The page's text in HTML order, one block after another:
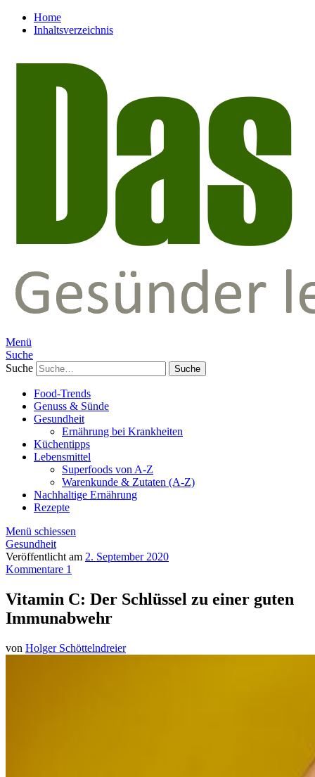
Home
Inhaltsverzeichnis
Menü
Suche
Suche
Food-Trends
Genuss & Sünde
Gesundheit
Ernährung bei Krankheiten
Küchentipps
Lebensmittel
Superfoods von A-Z
Warenkunde & Zutaten (A-Z)
Nachhaltige Ernährung
Rezepte
Menü schiessen
Gesundheit
Veröffentlicht am 2. September 2020
Kommentare 1
Vitamin C: Der Schlüssel zu einer guten
Immunabwehr
von Holger Schöttelndreier